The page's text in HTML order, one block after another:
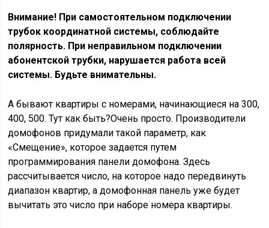
Внимание! При самостоятельном подключении
трубок координатной системы, соблюдайте
полярность. При неправильном подключении
абонентской трубки, нарушается работа всей
системы. Будьте внимательны.
А бывают квартиры с номерами, начинающиеся на 300,
400, 500. Тут как быть?Очень просто. Производители
домофонов придумали такой параметр, как
«Смещение», которое задается путем
программирования панели домофона. Здесь
рассчитывается число, на которое надо передвинуть
диапазон квартир, а домофонная панель уже будет
вычитать это число при наборе номера квартиры.